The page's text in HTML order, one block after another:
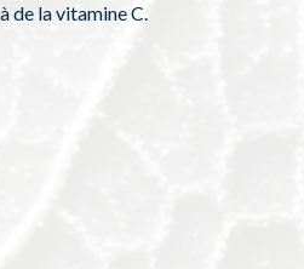
de la vitamine C.